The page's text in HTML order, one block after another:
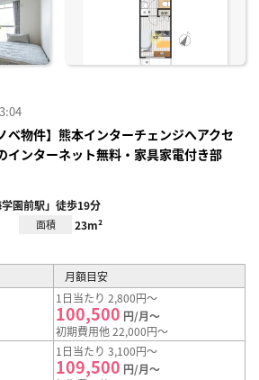
ベ物件】熊本インターチェンジへアクセ
インターネット無料・家具家電付き部
園前駅」徒歩19分
面積 23m²
月額目安
1日当たり 2,800円～
100,500 円/月～
初期費用他 22,000円～
1日当たり 3,100円～
109,500 円/月～